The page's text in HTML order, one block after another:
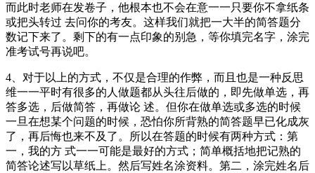
而此时老师在发卷子，他根本也不会在意一一只要你不拿纸条
或把头转过 去问你的考友。这样我们就把一大半的简答题分
数记下来了。剩下的有一点印象的别急，等你填完名字，涂完
准考试号再说吧。
4、对于以上的方式，不仅是合理的作弊，而且也是一种反思
维一一平时有很多的人做题都从头往后做的，即先做单选，再
答多选，后做简答，再做论 述。但你在做单选或多选的时候
一旦在想某个问题的时候，恐怕你所背熟的简答题早已化成灰
了，再后悔也来不及了。所以在答题的时候有两种方式：第
一，我的方 式一一可能是最好的方式；简单概括地把记熟的
简答论述写以草纸上。然后写姓名涂资料。第二，涂完姓名后